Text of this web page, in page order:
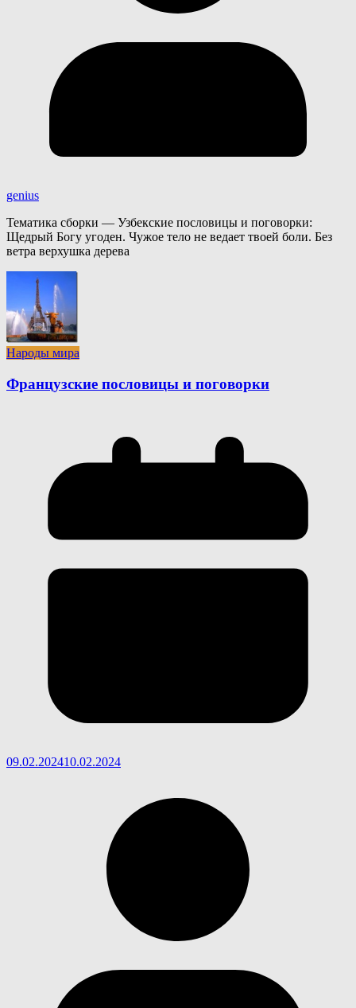
genius
Тематика сборки — Узбекские пословицы и поговорки:
Щедрый Богу угоден. Чужое тело не ведает твоей боли. Без
ветра верхушка дерева
Народы мира
Французские пословицы и поговорки
09.02.202410.02.2024